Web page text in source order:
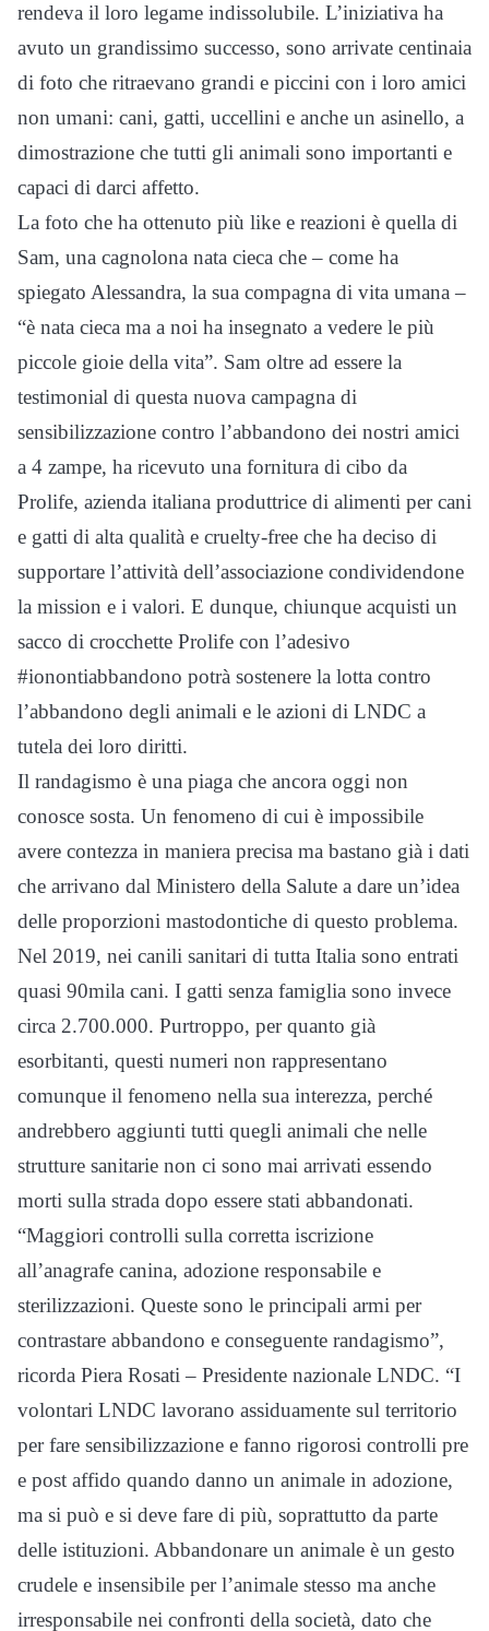
rendeva il loro legame indissolubile. L’iniziativa ha
avuto un grandissimo successo, sono arrivate centinaia
di foto che ritraevano grandi e piccini con i loro amici
non umani: cani, gatti, uccellini e anche un asinello, a
dimostrazione che tutti gli animali sono importanti e
capaci di darci affetto.
La foto che ha ottenuto più like e reazioni è quella di
Sam, una cagnolona nata cieca che – come ha
spiegato Alessandra, la sua compagna di vita umana –
“è nata cieca ma a noi ha insegnato a vedere le più
piccole gioie della vita”. Sam oltre ad essere la
testimonial di questa nuova campagna di
sensibilizzazione contro l’abbandono dei nostri amici
a 4 zampe, ha ricevuto una fornitura di cibo da
Prolife, azienda italiana produttrice di alimenti per cani
e gatti di alta qualità e cruelty-free che ha deciso di
supportare l’attività dell’associazione condividendone
la mission e i valori. E dunque, chiunque acquisti un
sacco di crocchette Prolife con l’adesivo
#ionontiabbandono potrà sostenere la lotta contro
l’abbandono degli animali e le azioni di LNDC a
tutela dei loro diritti.
Il randagismo è una piaga che ancora oggi non
conosce sosta. Un fenomeno di cui è impossibile
avere contezza in maniera precisa ma bastano già i dati
che arrivano dal Ministero della Salute a dare un’idea
delle proporzioni mastodontiche di questo problema.
Nel 2019, nei canili sanitari di tutta Italia sono entrati
quasi 90mila cani. I gatti senza famiglia sono invece
circa 2.700.000. Purtroppo, per quanto già
esorbitanti, questi numeri non rappresentano
comunque il fenomeno nella sua interezza, perché
andrebbero aggiunti tutti quegli animali che nelle
strutture sanitarie non ci sono mai arrivati essendo
morti sulla strada dopo essere stati abbandonati.
“Maggiori controlli sulla corretta iscrizione
all’anagrafe canina, adozione responsabile e
sterilizzazioni. Queste sono le principali armi per
contrastare abbandono e conseguente randagismo”,
ricorda Piera Rosati – Presidente nazionale LNDC. “I
volontari LNDC lavorano assiduamente sul territorio
per fare sensibilizzazione e fanno rigorosi controlli pre
e post affido quando danno un animale in adozione,
ma si può e si deve fare di più, soprattutto da parte
delle istituzioni. Abbandonare un animale è un gesto
crudele e insensibile per l’animale stesso ma anche
irresponsabile nei confronti della società, dato che